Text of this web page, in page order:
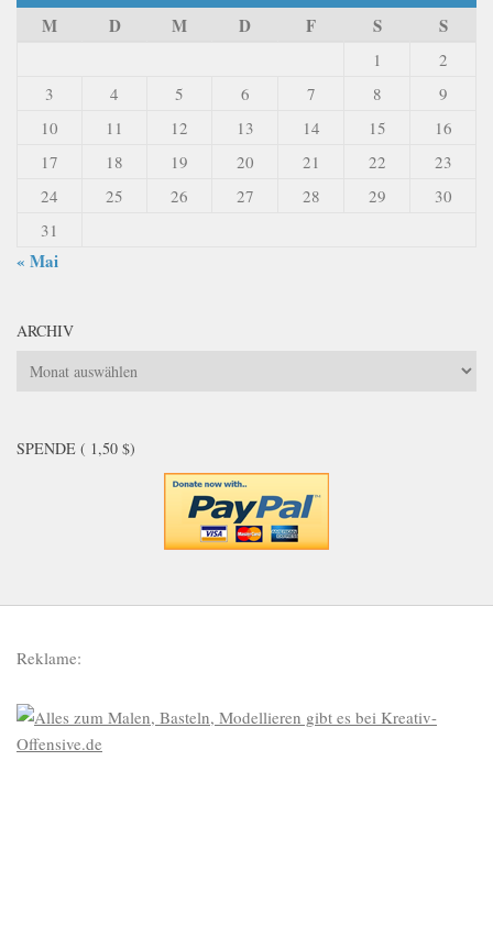
M D M D F S S
1
2
3
4 5 6 7 8
9
10
11 12 13 14 15
16
17
18 19 20 21 22
23
24
25 26 27 28 29
30
31
« Mai
ARCHIV
Archiv
SPENDE ( 1,50 $)
Reklame: